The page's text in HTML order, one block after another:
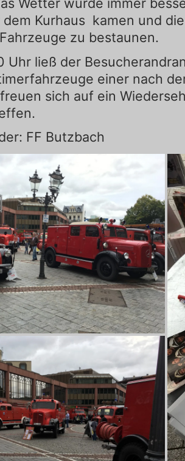
dem Kurhaus kamen und
zu bestaunen.
Uhr ließ der
einer nach
sich auf ein
FF Butzbach